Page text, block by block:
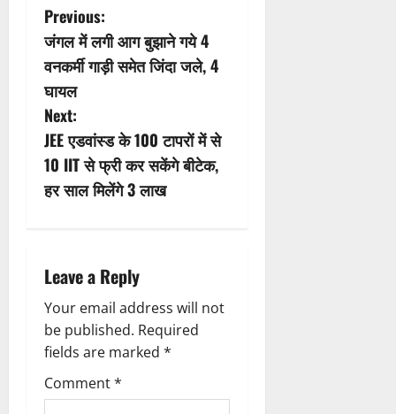
P
o
s
t
n
a
i
g
a
t
Previous:
जंगल में लगी आग बुझाने गये 4
वनकर्मी गाड़ी समेत जिंदा जले, 4
घायल
Next:
JEE एडवांस्ड के 100 टापरों में से
10 IIT से फ्री कर सकेंगे बीटेक,
हर साल मिलेंगे 3 लाख
Leave a Reply
Your email address will not
be published. Required
fields are marked *
Comment*